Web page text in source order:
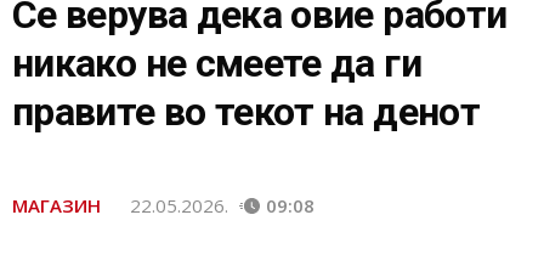
Се верува дека овие работи
никако не смеете да ги
правите во текот на денот
МАГАЗИН 22.05.2026. 09:08